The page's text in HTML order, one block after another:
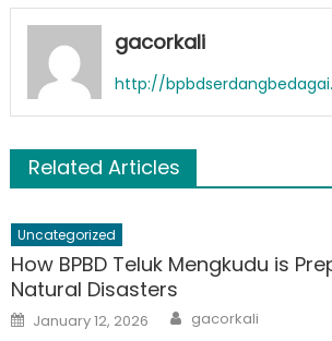
gacorkali
http://
Related Articles
Uncategorized
How BPBD Teluk Mengkudu is
Natural Disasters
Posted
on
January 12, 2026 Author
gacorkali